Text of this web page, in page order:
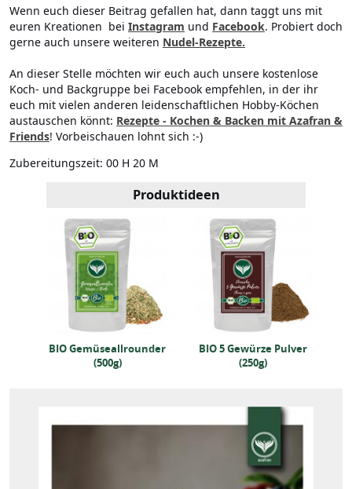
Wenn euch dieser Beitrag gefallen hat, dann taggt uns mit
euren Kreationen bei Instagram und Facebook. Probiert doch
gerne auch unsere weiteren Nudel-Rezepte.
An dieser Stelle möchten wir euch auch unsere kostenlose
Koch- und Backgruppe bei Facebook empfehlen, in der ihr
euch mit vielen anderen leidenschaftlichen Hobby-Köchen
austauschen könnt: Rezepte - Kochen & Backen mit Azafran &
Friends! Vorbeischauen lohnt sich :-)
Zubereitungszeit: 00 H 20 M
Produktideen
BIO Gemüseallrounder
(500g)
BIO 5 Gewürze Pulver
(250g)